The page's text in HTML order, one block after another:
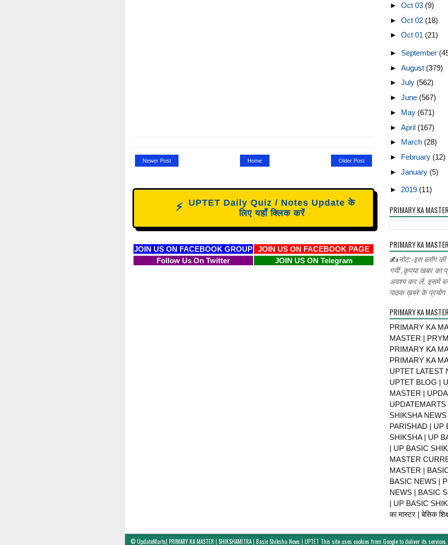
Newer Post Older Post
Home
⚡
UPTET Daily Quiz / Notes Update के
लिए यहाँ क्लिक करें
JOIN US ON FACEBOOK GROUP
JOIN US ON FACEBOOK PAGE
Follow Us On Twitter
JOIN US ON Telegram
► Oct 03 (9)
► Oct 02 (18)
► Oct 01 (21)
► September
► August (379)
► July (562)
► June (567)
► May (671)
► April (167)
► March (28)
► February (12)
► January (5)
► 2019 (11)
PRIMARY KA
PRIMARY KA
✍नोट:-इस ब्लॉग
गयीं ,कृपया खबर का
अवश्य कर लें. इसमें
पाठक ख़बरे के प्रयोग
PRIMARY KA
PRIMARY KA
MASTER |
PRIMARY KA
PRIMARY KA
UPTET LATEST
UPTET BLOG |
MASTER |
SHIKSHA
PARISHAD | UP
SHIKSHA | UP
| UP BASIC
MASTER
MASTER |
BASIC NEWS |
NEWS | BASIC
| UP BASIC
का मास्टर | बेसिक
©UpdateMarts| PRIMARY KA MASTER | SHIKSHAMITRA | Basic Shiksha News | UPTET This site uses cookies from Google to deliver its